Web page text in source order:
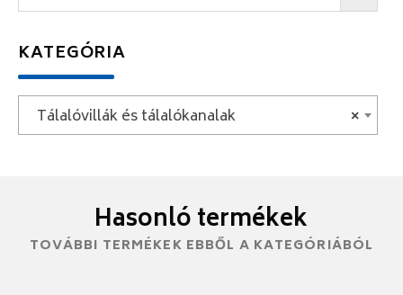
KATEGÓRIA
×
Tálalóvillák és tálalókanalak
Hasonló termékek
TOVÁBBI TERMÉKEK EBBŐL A KATEGÓRIÁBÓL